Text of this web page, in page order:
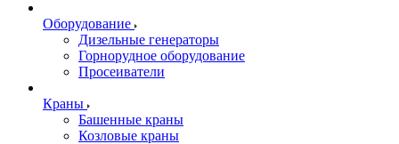
Оборудование
Дизельные генераторы
Горнорудное оборудование
Просеиватели
Краны
Башенные краны
Козловые краны